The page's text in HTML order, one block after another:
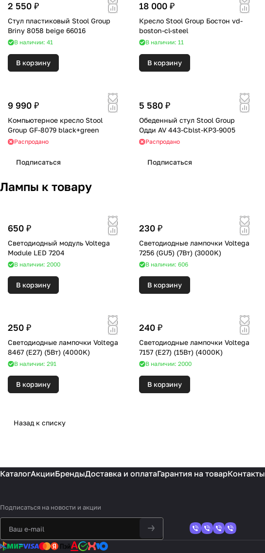
2 550 ₽
Стул пластиковый Stool Group
Briny 8058 beige 66016
В наличии: 41
В корзину
18 000 ₽
Кресло Stool Group Бостон vd-
boston-cl-steel
В наличии: 11
В корзину
9 990 ₽
Компьютерное кресло Stool
Group GF-8079 black+green
Распродано
Подписаться
5 580 ₽
Обеденный стул Stool Group
Одди AV 443-Cblst-KP3-9005
Распродано
Подписаться
Лампы к товару
650 ₽
Светодиодный модуль Voltega
Module LED 7204
В наличии: 2000
В корзину
230 ₽
Светодиодные лампочки Voltega
7256 (GU5) (7Вт) (3000K)
В наличии: 606
В корзину
250 ₽
Светодиодные лампочки Voltega
8467 (E27) (5Вт) (4000K)
В наличии: 291
В корзину
240 ₽
Светодиодные лампочки Voltega
7157 (E27) (15Вт) (4000K)
В наличии: 2000
В корзину
Назад к списку
КаталогАкцииБрендыДоставка и оплатаГарантия на товарКонтакты
Подписаться на новости и акции